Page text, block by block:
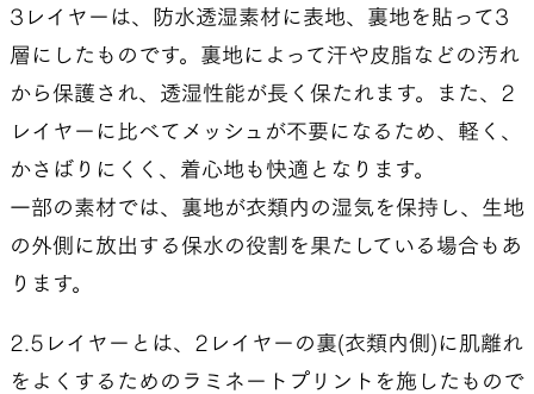
3レイヤーは、防水透湿素材に表地、裏地を貼って3
層にしたものです。裏地によって汗や皮脂などの汚れ
から保護され、透湿性能が長く保たれます。また、2
レイヤーに比べてメッシュが不要になるため、軽く、
かさばりにくく、着心地も快適となります。
一部の素材では、裏地が衣類内の湿気を保持し、生地
の外側に放出する保水の役割を果たしている場合もあ
ります。
2.5レイヤーとは、2レイヤーの裏(衣類内側)に肌離れ
をよくするためのラミネートプリントを施したもので